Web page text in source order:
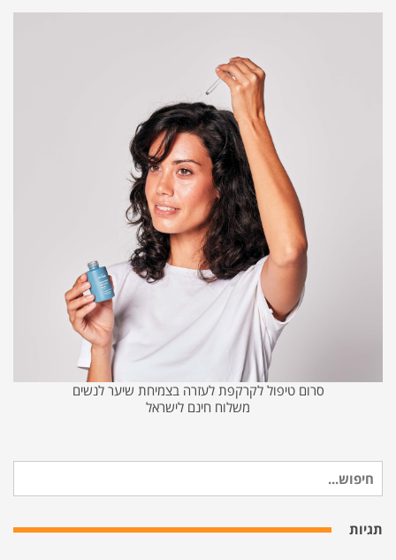
סרום טיפול לקרקפת לעזרה בצמיחת שיער לנשים
משלוח חינם לישראל
עבור:
תגיות